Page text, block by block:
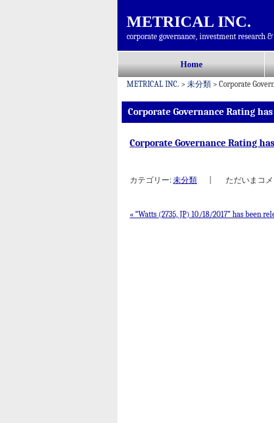
METRICAL INC.
corporate governance, investment research
メインメニュー
ン
ン
ツ
へ
Home
METRICAL INC. > 未分類 > Corporate
Corporate Governance Rating
Corporate Governance Rating
カテゴリー: 未分類 ただいまコ
« “Watts (2735, JP) 10/18/2017” has been